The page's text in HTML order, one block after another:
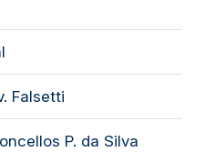
Falsetti
P. da Silva